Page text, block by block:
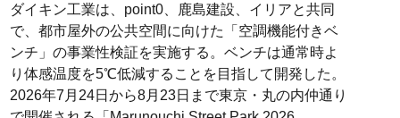
ダイキン工業は、point0、鹿島建設、イリアと共同
で、都市屋外の公共空間に向けた「空調機能付きベ
ンチ」の事業性検証を実施する。ベンチは通常時よ
り体感温度を5℃低減することを目指して開発した。
2026年7月24日から8月23日まで東京・丸の内仲通り